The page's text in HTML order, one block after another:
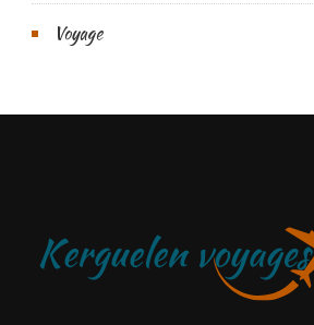
Voyage